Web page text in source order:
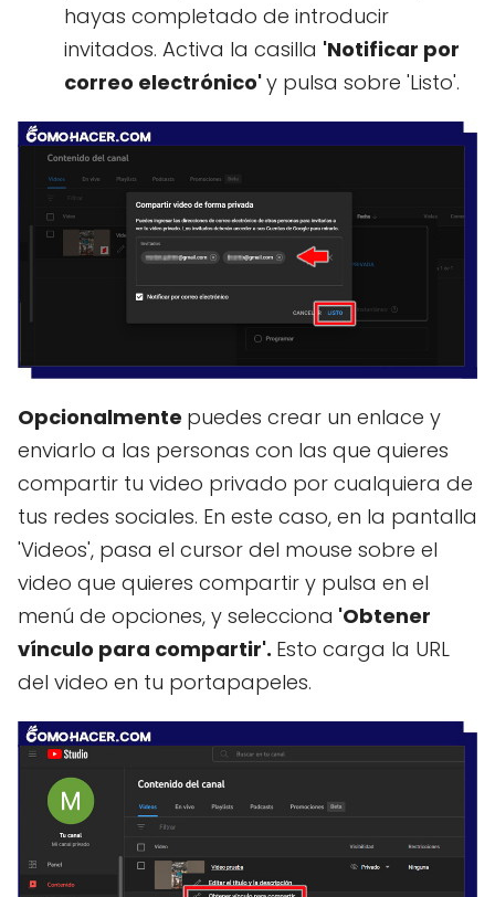
hayas completado de introducir
invitados. Activa la casilla 'Notificar por
correo electrónico'y pulsa sobre 'Listo'.
Opcionalmente puedes crear un enlace y
enviarlo a las personas con las que quieres
compartir tu video privado por cualquiera de
tus redes sociales. En este caso, en la pantalla
'Videos', pasa el cursor del mouse sobre el
video que quieres compartir y pulsa en el
menú de opciones, y selecciona 'Obtener
vínculo para compartir'. Esto carga la URL
del video en tu portapapeles.